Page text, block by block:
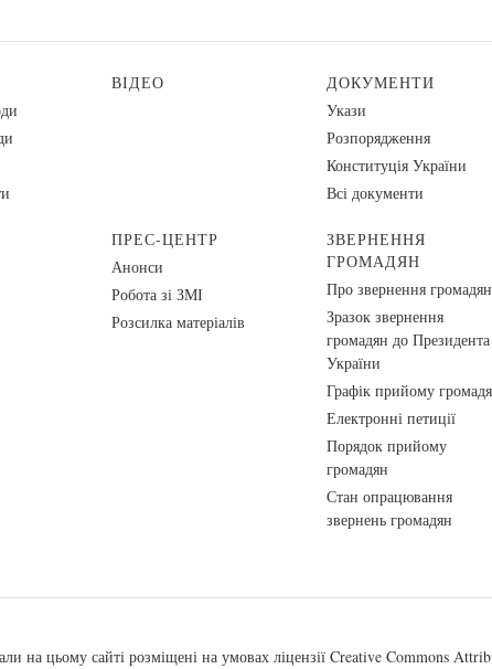
ВІДЕО
ДОКУМЕНТИ
Укази
Розпорядження
Конституція України
Всі документи
ПРЕС-ЦЕНТР
Анонси
Робота зі ЗМІ
Розсилка матеріалів
ЗВЕРНЕННЯ
ГРОМАДЯН
Про звернення громадян
Зразок звернення
громадян до Президента
України
Графік прийому
Електронні петиції
Порядок прийому
громадян
Стан опрацювання
звернень громадян
на цьому сайті розміщені на умовах ліцензії Creative Commons